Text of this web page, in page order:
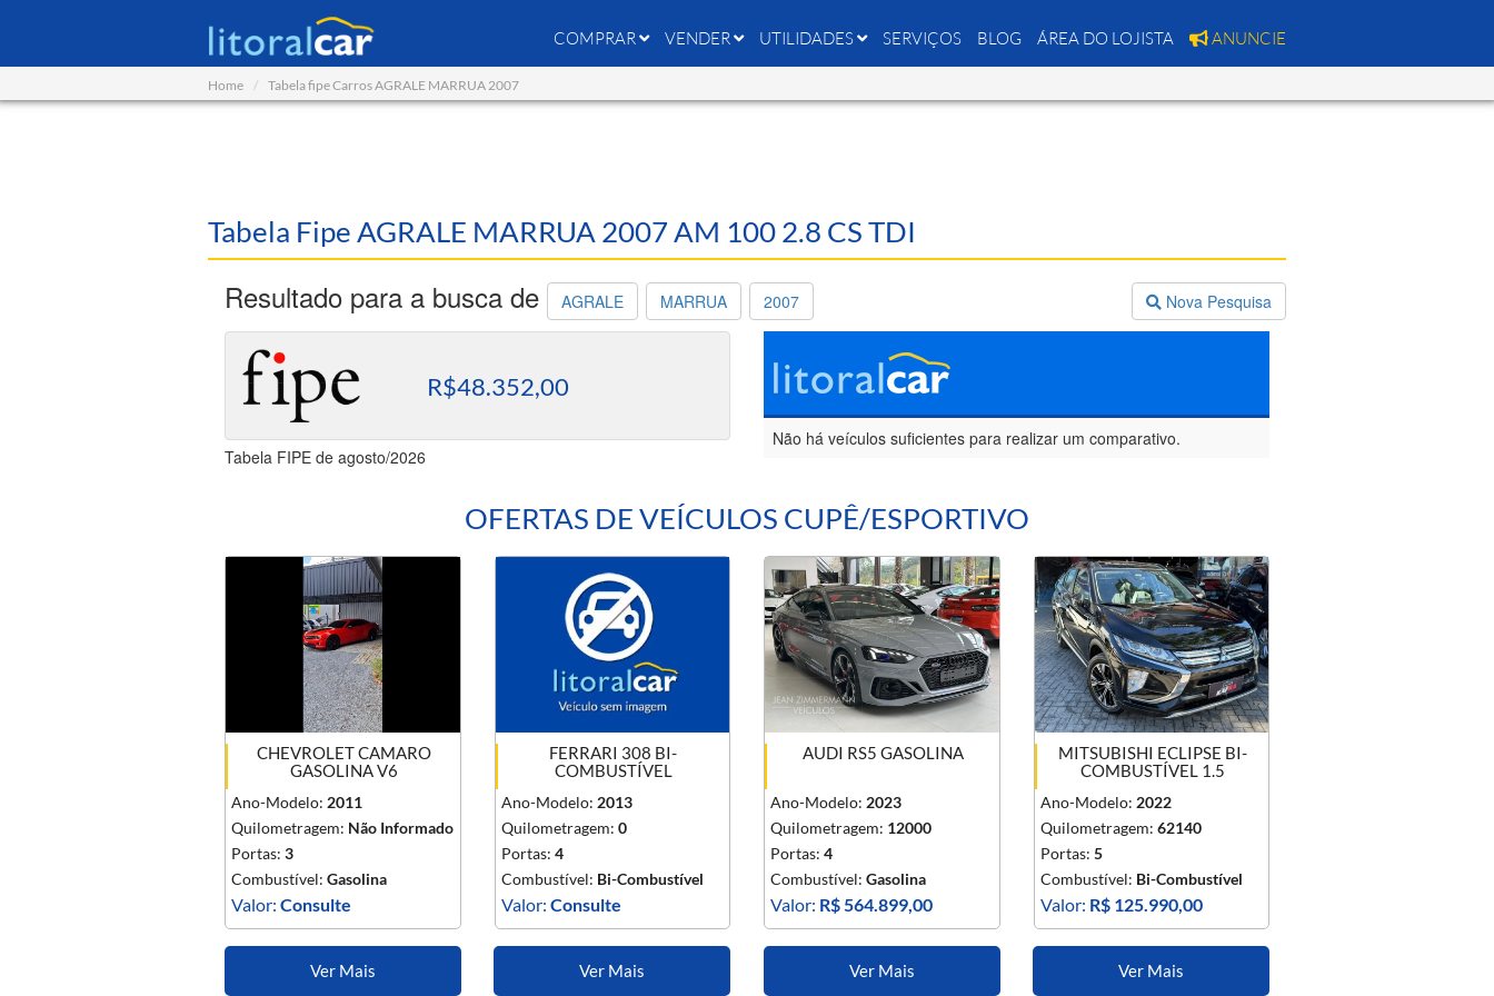
COMPRAR VENDER UTILIDADES SERVIÇOS BLOG ÁREA DO LOJISTA ANUNCIE
Home Tabela fipe Carros AGRALE MARRUA 2007
Tabela Fipe AGRALE MARRUA 2007 AM 100 2.8 CS TDI
Resultado para a busca de AGRALE MARRUA 2007 Nova Pesquisa
R$48.352,00
Tabela FIPE de agosto/2026
Não há veículos suficientes para realizar um comparativo.
OFERTAS DE VEÍCULOS CUPÊ/ESPORTIVO
CHEVROLET CAMARO
GASOLINA V6
Ano-Modelo: 2011
Quilometragem: Não Informado
Portas: 3
Combustível: Gasolina
Valor: Consulte
Ver Mais
FERRARI 308 BI-
COMBUSTÍVEL
Ano-Modelo: 2013
Quilometragem: 0
Portas: 4
Combustível: Bi-Combustível
Valor: Consulte
Ver Mais
AUDI RS5 GASOLINA
Ano-Modelo: 2023
Quilometragem: 12000
Portas: 4
Combustível: Gasolina
Valor: R$ 564.899,00
Ver Mais
MITSUBISHI ECLIPSE BI-
COMBUSTÍVEL 1.5
Ano-Modelo: 2022
Quilometragem: 62140
Portas: 5
Combustível: Bi-Combustível
Valor: R$ 125.990,00
Ver Mais